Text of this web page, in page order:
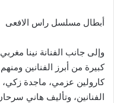
أبطال مسلسل راس الافعى
وإلى جانب الفنانة نينا
كبيرة من أبرز الفنانين
كارولين عزمي، ماجدة زكي،
الفنانين، وتأليف هاني